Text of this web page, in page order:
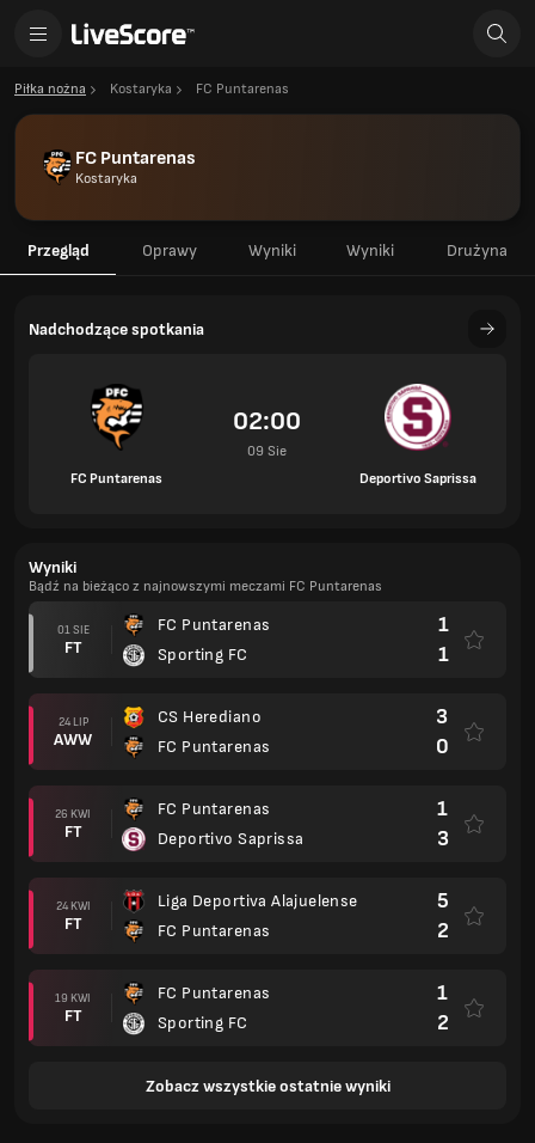
Piłka nożna Kostaryka FC Puntarenas
FC Puntarenas
Kostaryka
Przegląd Oprawy Wyniki Wyniki Drużyna
Nadchodzące spotkania
FC Puntarenas
02:00
09 Sie
Deportivo Saprissa
Wyniki
Bądź na bieżąco z najnowszymi meczami FC Puntarenas
01 SIE
FT
FC Puntarenas
Sporting FC
1
1
24 LIP
AWW
CS Herediano
FC Puntarenas
3
0
26 KWI
FT
FC Puntarenas
Deportivo Saprissa
1
3
24 KWI
FT
Liga Deportiva Alajuelense
FC Puntarenas
5
2
19 KWI
FT
FC Puntarenas
Sporting FC
1
2
Zobacz wszystkie ostatnie wyniki